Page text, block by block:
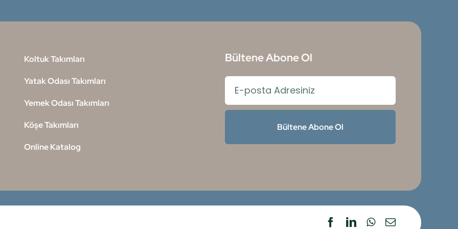
Koltuk Takımları
Yatak Odası Takımları
Yemek Odası Takımları
Köşe Takımları
Online Katalog
Bültene Abone Ol
Bültene Abone Ol